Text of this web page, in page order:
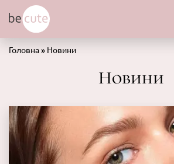
Головна» Новини
Новини